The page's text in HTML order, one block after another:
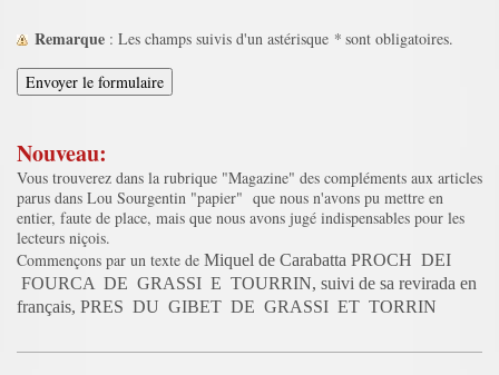
Remarque : Les champs suivis d'un astérisque * sont obligatoires.
Nouveau:
Vous trouverez dans la rubrique "Magazine" des compléments aux articles
parus dans Lou Sourgentin "papier" que nous n'avons pu mettre en
entier, faute de place, mais que nous avons jugé indispensables pour les
lecteurs niçois.
Commençons par un texte de Miquel de Carabatta PROCH DEI
FOURCA DE GRASSI E TOURRIN, suivi de sa revirada en
français, PRES DU GIBET DE GRASSI ET TORRIN